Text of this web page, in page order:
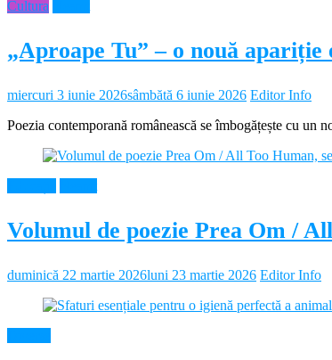
Cultura
„Aproape Tu” – o nouă
miercuri 3 iunie 2026sâmbătă 6 iunie 2026 Editor Info
Poezia contemporană românească se îmbogățește cu
Volumul de poezie Prea Om /
duminică 22 martie 2026luni 23 martie 2026 Editor Info